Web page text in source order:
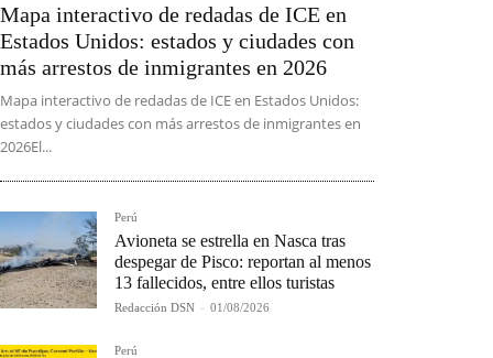
Mapa interactivo de redadas de ICE en
Estados Unidos: estados y ciudades con
más arrestos de inmigrantes en 2026
Mapa interactivo de redadas de ICE en Estados Unidos:
estados y ciudades con más arrestos de inmigrantes en
2026El...
Perú
Avioneta se estrella en Nasca tras
despegar de Pisco: reportan al menos
13 fallecidos, entre ellos turistas
Redacción DSN - 01/08/2026
Perú